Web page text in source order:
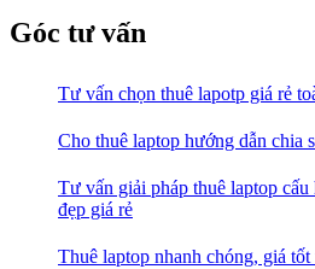
Góc tư vấn
Tư vấn chọn thuê lapotp giá rẻ
Cho thuê laptop hướng dẫn chia
Tư vấn giải pháp thuê laptop
đẹp giá rẻ
Thuê laptop nhanh chóng, giá